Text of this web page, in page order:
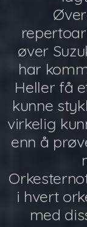
øver
har
Heller få
kunne
virkelig
enn å
i hvert
med